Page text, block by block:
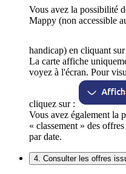
Vous avez la possibilité
Mappy (non accessible
handicap) en cliquant sur
La carte affiche
voyez à l'écran. Pour
cliquez sur :
Vous avez également la
« classement » des
par date.
4. Consulter les offres